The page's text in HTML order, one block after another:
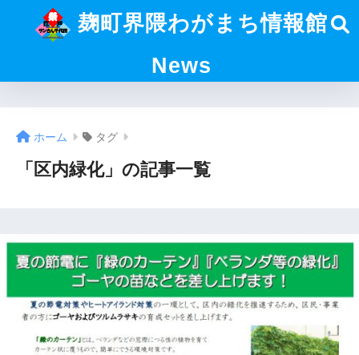
麹町界隈わがまち情報館
News
ホーム タグ
「区内緑化」の記事一覧